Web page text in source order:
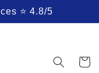
⭐ 4.8/5
Carrito